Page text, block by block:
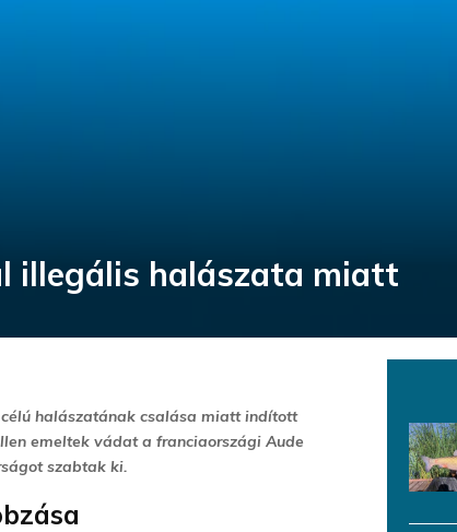
illegális halászata miatt
halászatának csalása miatt indított
emeltek vádat a franciaországi Aude
szabtak ki.